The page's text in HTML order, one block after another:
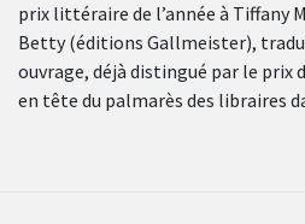
prix littéraire de l’année à Tiffany
Betty (éditions Gallmeister),
ouvrage, déjà distingué par le prix
en tête du palmarès des libraires